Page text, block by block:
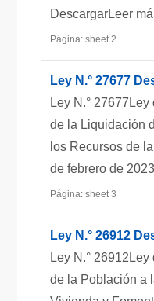
DescargarLeer
Página: sheet 2
Ley N.° 27677
Ley N.°
de la Liquidación
los Recursos de
de febrero de
Página: sheet 3
Ley N.° 26912
Ley N.°
de la Población a